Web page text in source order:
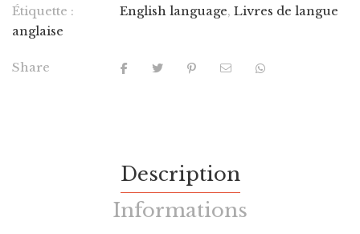
Étiquette : English language, Livres de langue
anglaise
Share
Description
Informations